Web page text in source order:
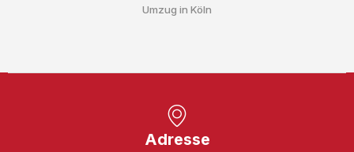
Umzug in Köln
Adresse